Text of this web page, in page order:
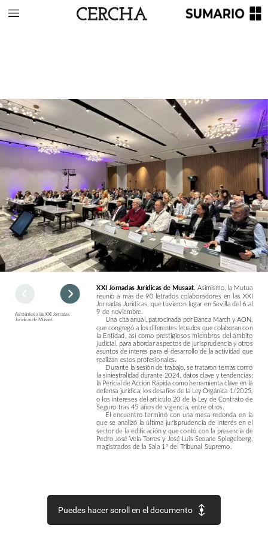
XXI Jornadas Jurídicas de Musaat. Asimismo, la Mutua
reunió a más de 90 letrados colaboradores en las XXI
JornadasJurídicas, quetuvieron lugaren Sevilladel 6 al
9 de noviembre.
Una citaanual,patrocinada por Banca March yAON,
quecongregó a losdiferentes letradosquecolaborancon
la Entidad, así como prestigiosos miembros del ámbito
judicial,para abordaraspectosdejurisprudenciayotros
asuntos deinterés para el desarrollo de la actividad que
realizan estosprofesionales.
Durante la sesióndetrabajo, setrataron temascomo
lasiniestralidad durante2024, datosclaveytendencias;
la Pericial deAcción Rápidacomoherramienta clave en la
defensa jurídica; losdesafíosde la LeyOrgánica 1/2025,
o losintereses delartículo 20 de la Ley de Contrato de
Seguro tras 45 añosdevigencia, entre otros.
El encuentro terminó con una mesa redonda en la
que se analizó la última jurisprudencia de interés en el
sectorde laedificacióny quecontó con la presencia de
Pedro JoséVela Torres yJosé Luis Seoane Spiegelberg,
magistrados de la Sala 1ª delTribunal Supremo.
Asistentesalas XXI Jornadas
JurídicasdeMusaat.
Puedes hacer scroll en el documento